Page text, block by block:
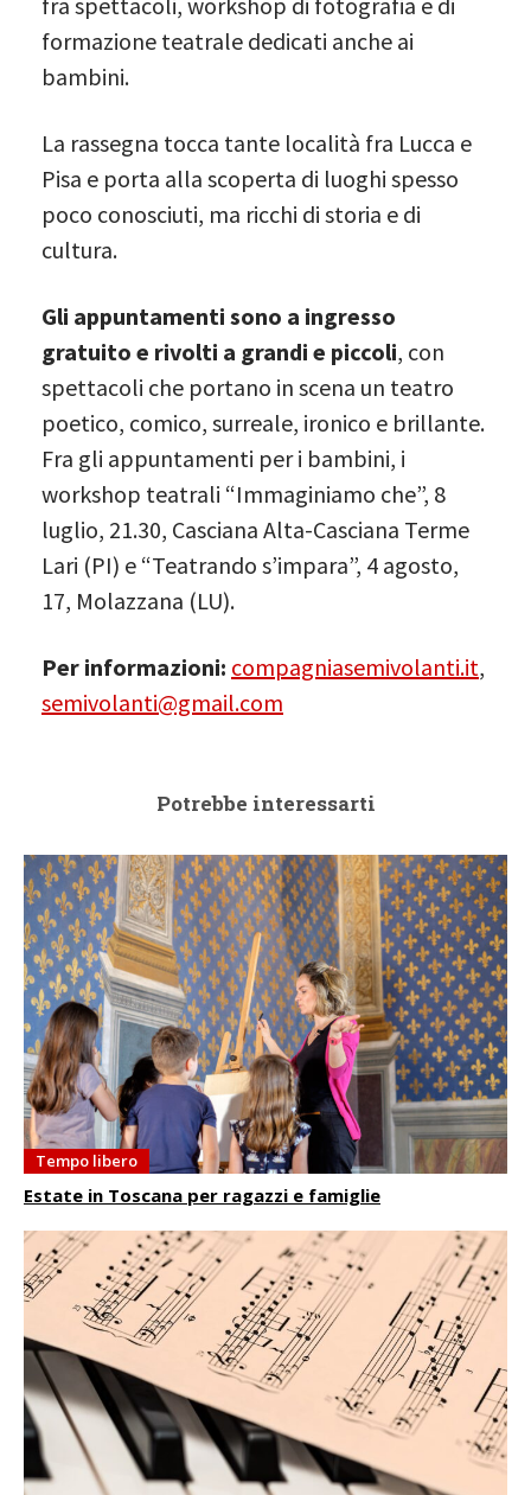
formazione teatrale dedicati anche ai
bambini.
La rassegna tocca tante località fra Lucca e
Pisa e porta alla scoperta di luoghi spesso
poco conosciuti, ma ricchi di storia e di
cultura.
Gli appuntamenti sono a ingresso
gratuito e rivolti a grandi e piccoli, con
spettacoli che portano in scena un teatro
poetico, comico, surreale, ironico e brillante.
Fra gli appuntamenti per i bambini, i
workshop teatrali “Immaginiamo che”, 8
luglio, 21.30, Casciana Alta-Casciana Terme
Lari (PI) e “Teatrando s’impara”, 4 agosto,
17, Molazzana (LU).
Per informazioni: compagniasemivolanti.it,
semivolanti@gmail.com
Potrebbe interessarti
Tempo libero
Estate in Toscana per ragazzi e famiglie